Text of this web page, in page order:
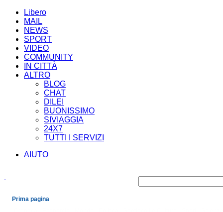
Libero
MAIL
NEWS
SPORT
VIDEO
COMMUNITY
IN CITTÀ
ALTRO
BLOG
CHAT
DILEI
BUONISSIMO
SIVIAGGIA
24X7
TUTTI I SERVIZI
AIUTO
Prima pagina